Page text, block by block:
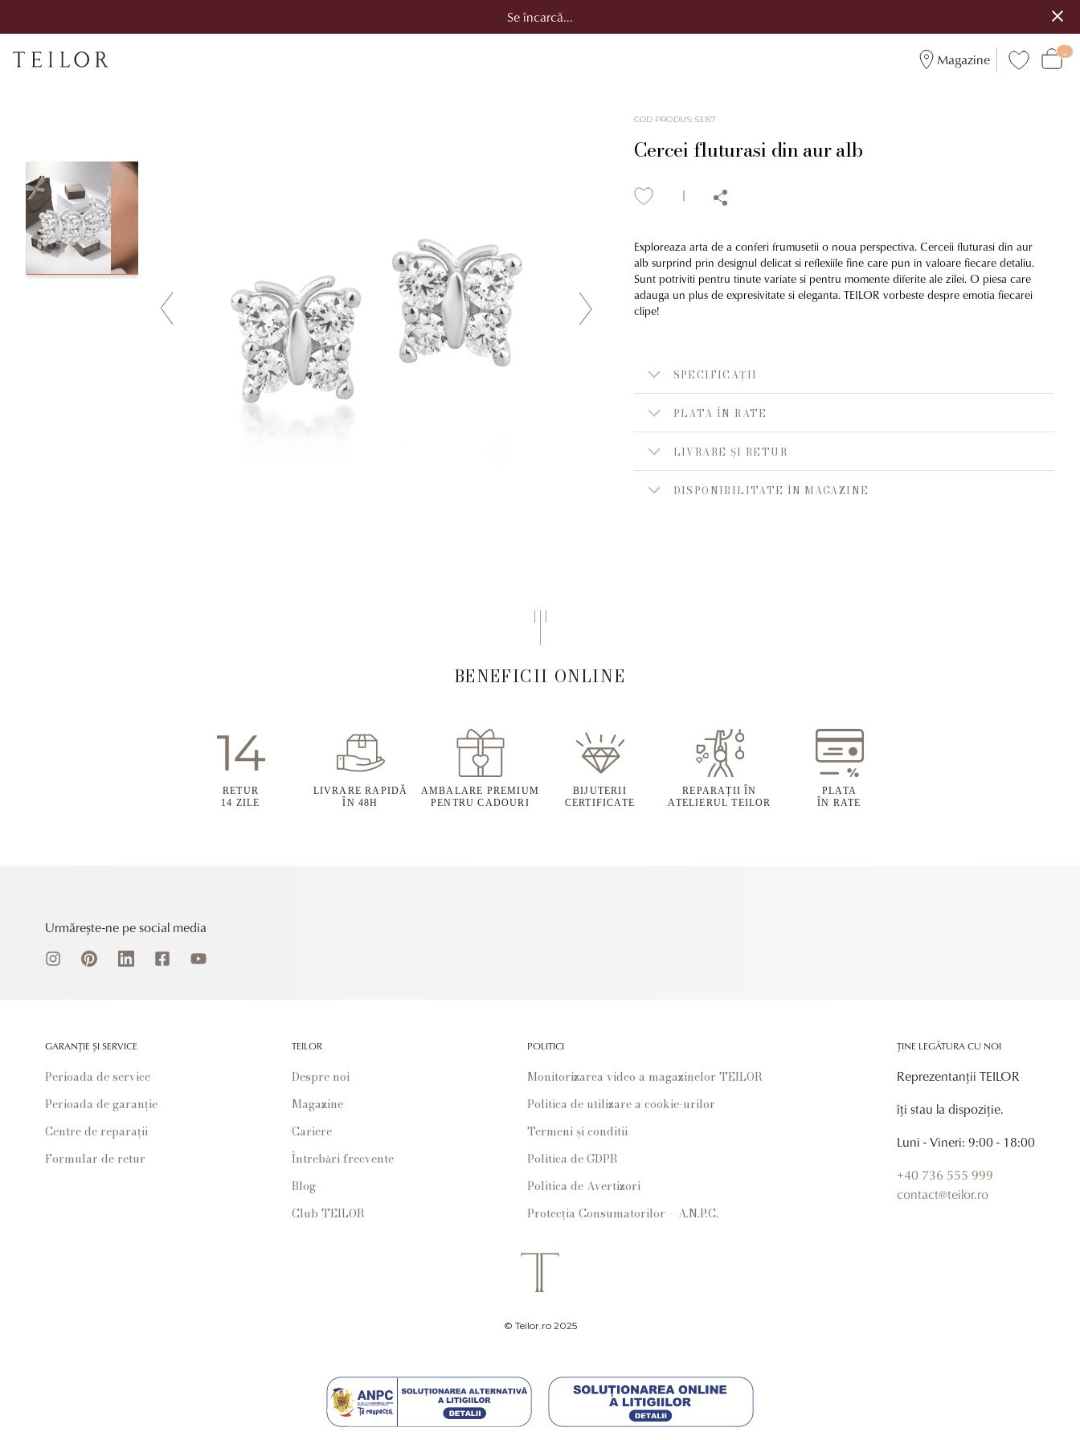
Se încarcă...
Magazine
COD PRODUS:53157
Cercei fluturasi din aur alb
Exploreaza arta de a conferi frumusetii o noua perspectiva. Cerceii fluturasi din aur
alb surprind prin designul delicat si reflexiile fine care pun in valoare fiecare detaliu.
Sunt potriviti pentru tinute variate si pentru momente diferite ale zilei. O piesa care
adauga un plus de expresivitate si eleganta. TEILOR vorbeste despre emotia fiecarei
clipe!
SPECIFICAȚII
PLATA ÎN RATE
LIVRARE ȘI RETUR
DISPONIBILITATE ÎN MAGAZINE
BENEFICII ONLINE
RETUR
14 ZILE
LIVRARE RAPIDĂ
ÎN 48H
AMBALARE PREMIUM
PENTRU CADOURI
BIJUTERII
CERTIFICATE
REPARAȚII ÎN
ATELIERUL TEILOR
PLATA
ÎN RATE
Urmărește-ne pe social media
GARANȚIE ȘI SERVICE
Perioada de service
Perioada de garanție
Centre de reparații
Formular de retur
TEILOR
Despre noi
Magazine
Cariere
Întrebări frecvente
Blog
Club TEILOR
POLITICI
Monitorizarea video a magazinelor TEILOR
Politica de utilizare a cookie-urilor
Termeni și conditii
Politica de GDPR
Politica de Avertizori
Protecția Consumatorilor – A.N.P.C.
ȚINE LEGĂTURA CU NOI
Reprezentanții TEILOR
îți stau la dispoziție.
Luni - Vineri: 9:00 - 18:00
+40 736 555 999
contact@teilor.ro
© Teilor.ro 2025